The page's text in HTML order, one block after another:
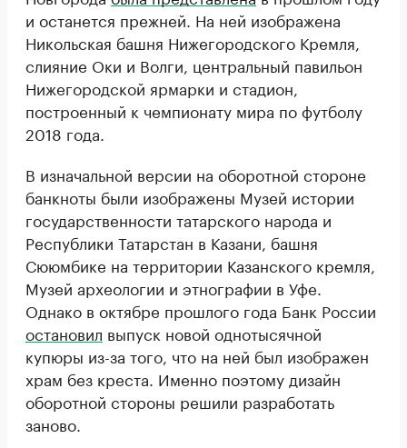
и останется прежней. На ней изображена
Никольская башня Нижегородского Кремля,
слияние Оки и Волги, центральный павильон
Нижегородской ярмарки и стадион,
построенный к чемпионату мира по футболу
2018 года.
В изначальной версии на оборотной стороне
банкноты были изображены Музей истории
государственности татарского народа и
Республики Татарстан в Казани, башня
Сююмбике на территории Казанского кремля,
Музей археологии и этнографии в Уфе.
Однако в октябре прошлого года Банк России
остановил выпуск новой однотысячной
купюры из-за того, что на ней был изображен
храм без креста. Именно поэтому дизайн
оборотной стороны решили разработать
заново.